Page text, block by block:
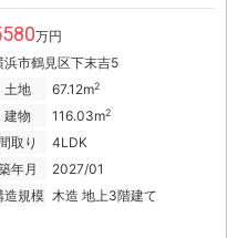
万円
浜市鶴見区下末吉5
土地
67.12m2
建物 116.03m2
取り
4LDK
年月
2027/01
造規模 木造 地上3階建て